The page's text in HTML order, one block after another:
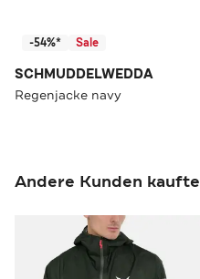
-54%* Sale
SCHMUDDELWEDDA
Regenjacke navy
Andere Kunden